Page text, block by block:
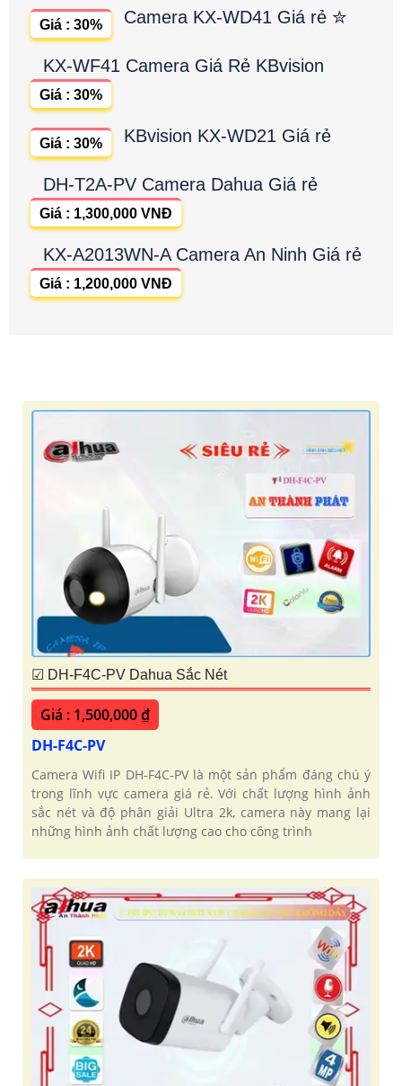
Camera KX-WD41 Giá rẻ ✮
Giá : 30%
KX-WF41 Camera Giá Rẻ KBvision
Giá : 30%
KBvision KX-WD21 Giá rẻ
Giá : 30%
DH-T2A-PV Camera Dahua Giá rẻ
Giá : 1,300,000 VNĐ
KX-A2013WN-A Camera An Ninh Giá rẻ
Giá : 1,200,000 VNĐ
☑ DH-F4C-PV Dahua Sắc Nét
Giá : 1,500,000 ₫
DH-F4C-PV
Camera Wifi IP DH-F4C-PV là một sản phẩm đáng chú ý
trong lĩnh vực camera giá rẻ. Với chất lượng hình ảnh
sắc nét và độ phân giải Ultra 2k, camera này mang lại
những hình ảnh chất lượng cao cho công trình